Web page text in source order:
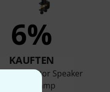
6%
KAUFTEN
Monitor Speaker
Stand Clamp